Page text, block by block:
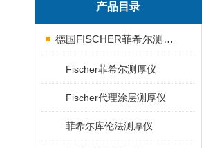
产品目录
德国FISCHER菲希尔测厚仪
Fischer菲希尔测厚仪
Fischer代理涂层测厚仪
菲希尔库伦法测厚仪